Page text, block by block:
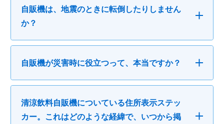
自販機は、地震のときに転倒したりしません
か？
自販機が災害時に役立つって、本当ですか？
清涼飲料自販機についている住所表示ステッ
カー。これはどのような経緯で、いつから掲